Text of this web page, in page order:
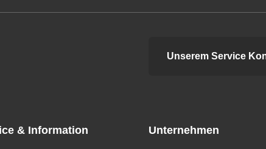
Unserem Service
& Information Unternehmen